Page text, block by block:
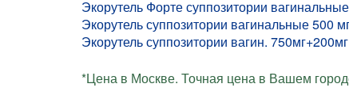
Экорутель Форте суппозитории
Экорутель суппозитории вагинальные 500
Экорутель суппозитории вагин.
*Цена в Москве. Точная цена в Вашем